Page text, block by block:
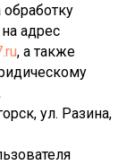
адрес
, а также
ул. Разина,